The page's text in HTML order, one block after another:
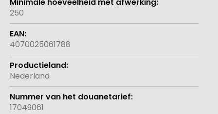
250
4070025061788
Nederland
17049061